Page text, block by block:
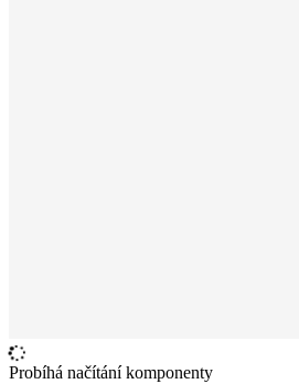
Probíhá načítání komponenty